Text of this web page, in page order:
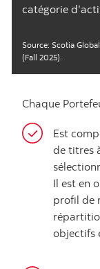
catégorie
Source: Scotia
(Fall 2025).
Chaque
Est
de titres
Il est en
profil de
objectifs